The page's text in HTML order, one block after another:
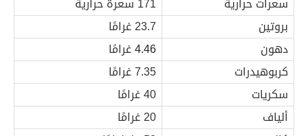
بروتين
23.7 غرامًا
دهون
4.46غرامًا
كربوهيدرات
7.35 غرامًا
سكريات
40 غرامًا
ألياف
20 غرامًا